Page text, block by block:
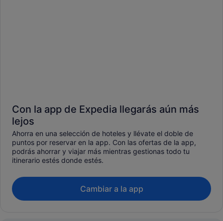
Con la app de Expedia llegarás aún más
lejos
Ahorra en una selección de hoteles y llévate el doble de
puntos por reservar en la app. Con las ofertas de la app,
podrás ahorrar y viajar más mientras gestionas todo tu
itinerario estés donde estés.
Cambiar a la app